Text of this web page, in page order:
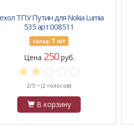
ТПУ Путин для Nokia Lumia
535 арт.008511
Склад: 1 шт
Цена 250руб.
2/5 ~ (2 голосов)
В корзину